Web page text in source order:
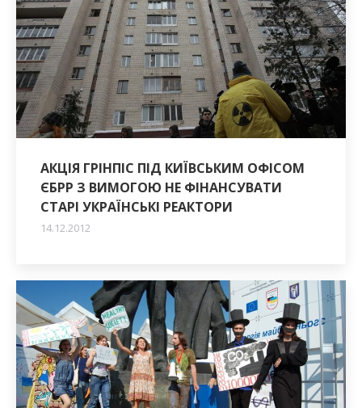
АКЦІЯ ГРІНПІС ПІД КИЇВСЬКИМ ОФІСОМ
ЄБРР З ВИМОГОЮ НЕ ФІНАНСУВАТИ
СТАРІ УКРАЇНСЬКІ РЕАКТОРИ
14.12.2012